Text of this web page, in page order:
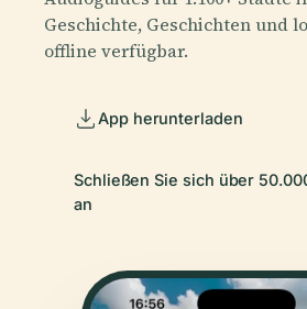
Geschichte, Geschichten und
offline verfügbar.
App herunterladen
Schließen Sie sich über
an